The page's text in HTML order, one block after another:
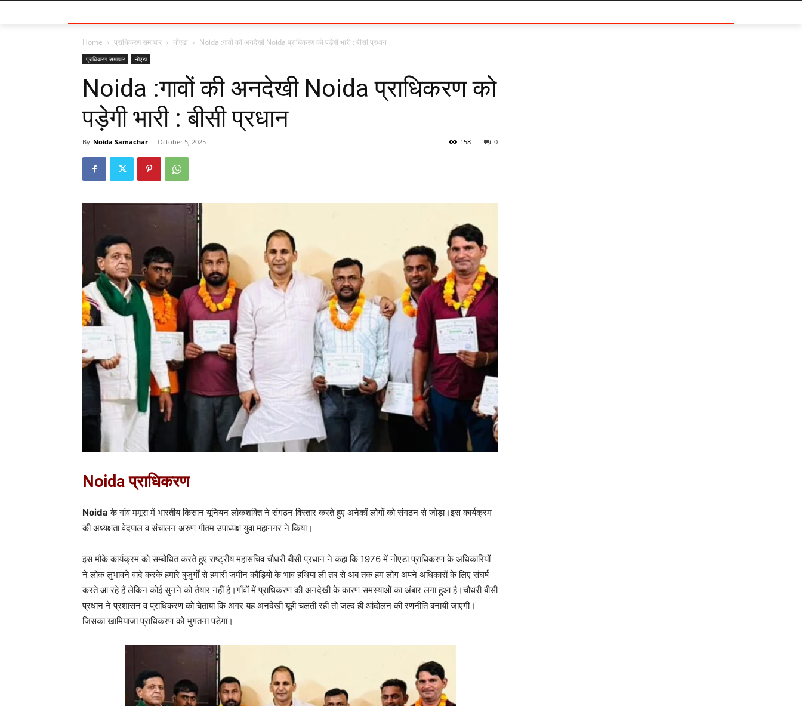
Home प्राधिकरण समाचार नोएडा Noida :गावों की अनदेखी Noida प्राधिकरण को पड़ेगी भारी : बीसी प्रधान
प्राधिकरण समाचार नोएडा
Noida :गावों की अनदेखी Noida प्राधिकरण को
पड़ेगी भारी : बीसी प्रधान
By Noida Samachar - October 5, 2025 0
158
Noida प्राधिकरण
Noida के गांव ममूरा में भारतीय किसान यूनियन लोकशक्ति ने संगठन विस्तार करते हुए अनेकों लोगों को संगठन से जोड़ा।इस कार्यक्रम
की अध्यक्षता वेदपाल व संचालन अरुण गौतम उपाध्यक्ष युवा महानगर ने किया।
इस मौके कार्यक्रम को सम्बोधित करते हुए राष्ट्रीय महासचिव चौधरी बीसी प्रधान ने कहा कि 1976 में नोएडा प्राधिकरण के अधिकारियों
ने लोक लुभावने वादे करके हमारे बुजुर्गों से हमारी ज़मीन कौड़ियों के भाव हथिया ली तब से अब तक हम लोग अपने अधिकारों के लिए संघर्ष
करते आ रहे हैं लेकिन कोई सुनने को तैयार नहीं है।गाँवों में प्राधिकरण की अनदेखी के कारण समस्याओं का अंबार लगा हुआ है।चौधरी बीसी
प्रधान ने प्रशासन व प्राधिकरण को चेताया कि अगर यह अनदेखी यूही चलती रही तो जल्द ही आंदोलन की रणनीति बनायी जाएगी।
जिसका खामियाजा प्राधिकरण को भुगतना पड़ेगा।